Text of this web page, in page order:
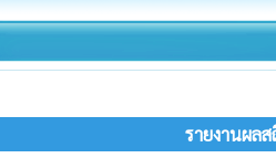
รายงานผล